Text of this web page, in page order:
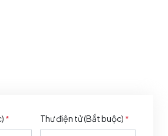
* Thư điện tử (Bắt buộc) *